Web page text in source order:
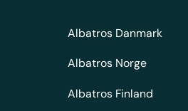
Albatros Danmark
Albatros Norge
Albatros Finland